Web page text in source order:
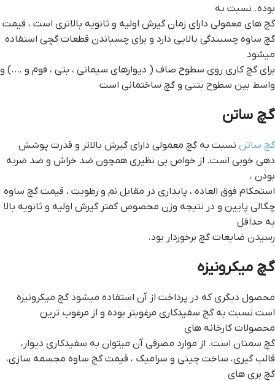
بوده. نسبت به
گچ های معمولی دارای زمان گیرش اولیه و ثانویه بالاتری است ، قيمت
گچ ساوه چسبندگی بالایی دارد و برای چسباندن قطعات گچی استفاده
میشود
برای گچ کاری روی سطوح صاف ( دیوارهای سیمانی ، بتی ، فوم و ….) و
واسط بین سطوح بتنی و گچ ساختمانی است
گچ ساتن
گچ ساتن نسبت به گچ معمولی دارای گیرش بالاتر و قدرت پوشش
دهی خوبی است. از خواص بی نظیری همچون ضد خراش و ضد ضربه
بودن ،
استحکام فوق العاده ، پایداری در مقابل نم و رطوبت ، قيمت گچ ساوه
چگالی پایین و در نتیجه وزن مخصوص کمتر گیرش اولیه و ثانویه بالا
به حداقل
رسیدن ضایعات گچ برخوردار بود.
گچ میکرونیزه
محصول دیگری که در پرداخت از آن استفاده میشود گچ میکرونیزه
است نسبت به گچ سفیدکاری مرغوبتر بوده و از مرغوب ترین
محصولات کارخانه های
گچ سمنان است. از موارد مصرفی آن میتوان به سفیدکاری دیوار،
قالب گیری، ساخت چینی و سرامیک ، قيمت گچ ساوه مجسمه سازی،
گچ بری های